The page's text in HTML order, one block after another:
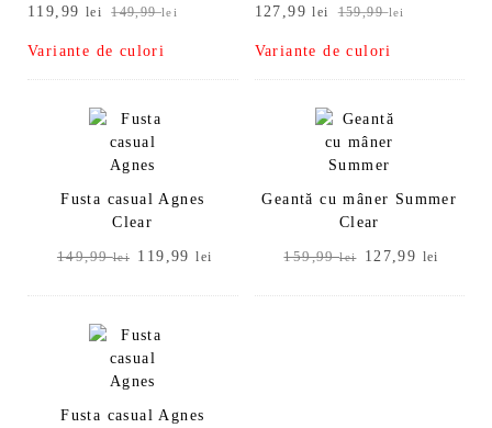
149,99lei
Prețul
a
fost:
119,99 lei
Prețul
este:
119,99 lei.
Variante de culori
Fusta casual Agnes
Clear
149,99lei
Prețul
a
119,99lei
este:
Fusta casual Agnes
159,99lei
Prețul
a
fost:
127,99lei
Prețul
este:
127,99 lei.
Variante de culori
Geantă cu mâner Summer
Clear
159,99lei
Prețul
a
127,99 lei
este: